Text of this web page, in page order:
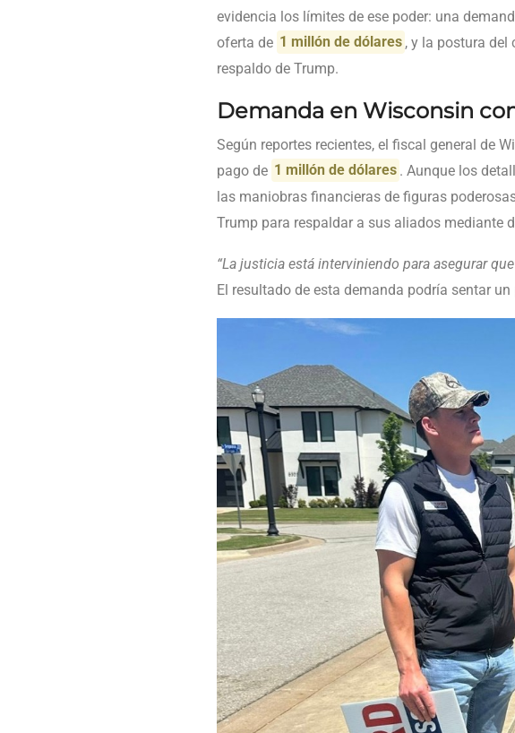
evidencia los límites de ese poder: una
oferta de 1 millón de dólares , y la postura del
respaldo de Trump.
Demanda en Wisconsin
Según reportes recientes, el fiscal general de
pago de 1 millón de dólares . Aunque los
las maniobras financieras de figuras
Trump para respaldar a sus aliados mediante
“La justicia está interviniendo para asegurar
El resultado de esta demanda podría sentar